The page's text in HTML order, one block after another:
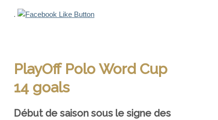
.
PlayOff Polo Word Cup
14 goals
Début de saison sous le signe des